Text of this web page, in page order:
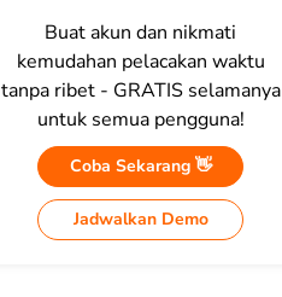
Buat akun dan nikmati
kemudahan pelacakan waktu
tanpa ribet - GRATIS selamanya
untuk semua pengguna!
Coba Sekarang 👋
Jadwalkan Demo